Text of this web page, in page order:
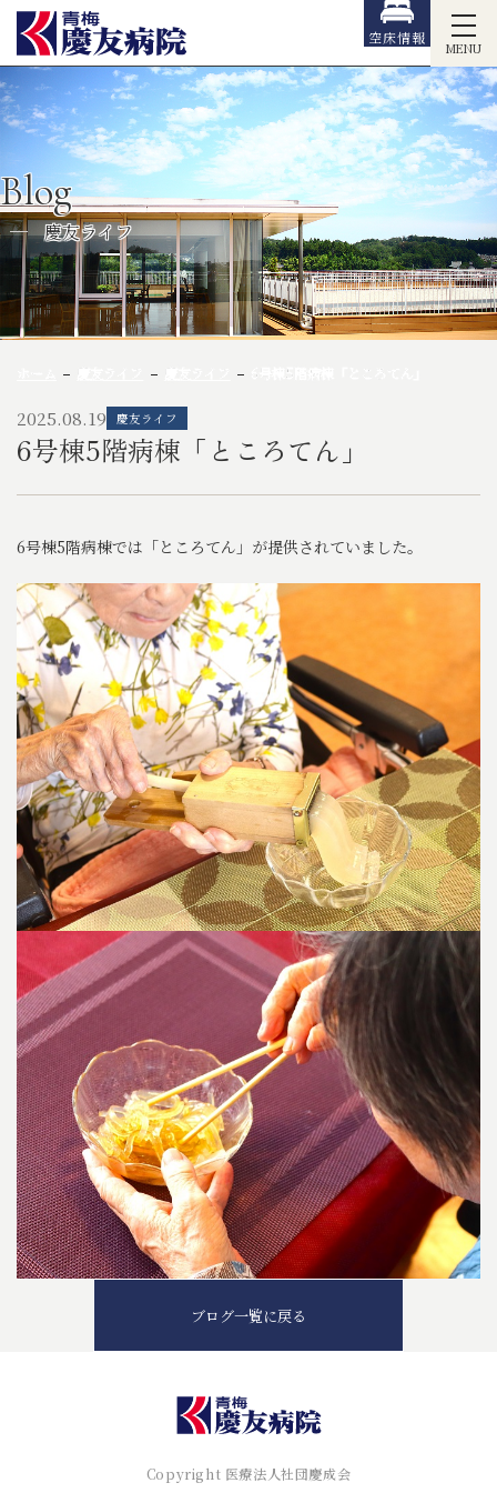
MENU
空床情報
Blog
慶友ライフ
6号棟5階病棟「ところてん」
2025.08.19 慶友ライフ
6号棟5階病棟「ところてん」
6号棟5階病棟では「ところてん」が提供されていました。
ブログ一覧に戻る
Copyright 医療法人社団慶成会